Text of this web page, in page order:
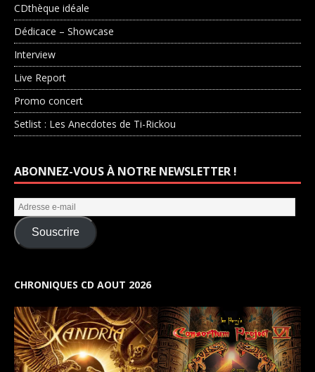
CDthèque idéale
Dédicace – Showcase
Interview
Live Report
Promo concert
Setlist : Les Anecdotes de Ti-Rickou
ABONNEZ-VOUS À NOTRE NEWSLETTER !
Souscrire
CHRONIQUES CD AOUT 2026